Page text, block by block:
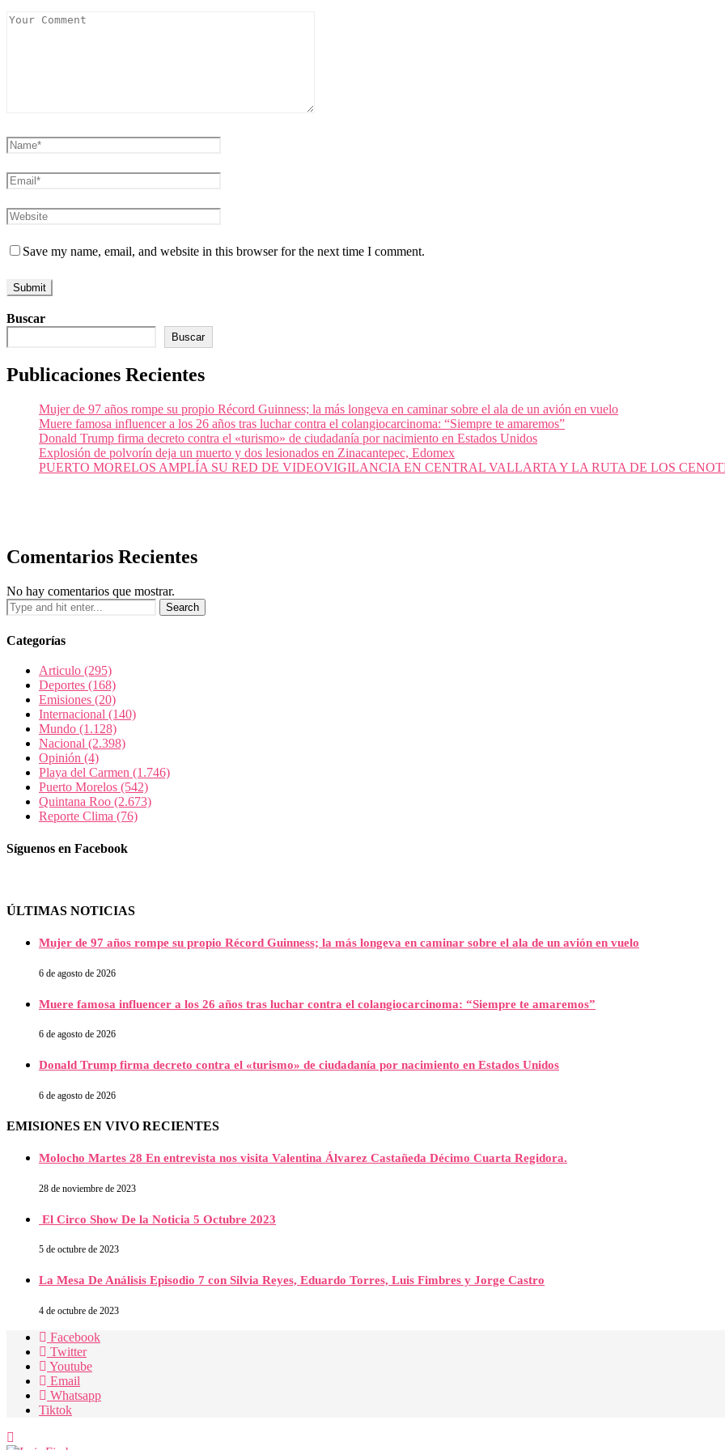
Save my name, email, and website in this browser for the next time I comment.
Buscar
Buscar
Publicaciones Recientes
Mujer de 97 años rompe su propio Récord Guinness; la más longeva en caminar sobre el ala de un avión en vuelo
Muere famosa influencer a los 26 años tras luchar contra el colangiocarcinoma: “Siempre te amaremos”
Donald Trump firma decreto contra el «turismo» de ciudadanía por nacimiento en Estados Unidos
Explosión de polvorín deja un muerto y dos lesionados en Zinacantepec, Edomex
PUERTO MORELOS AMPLÍA SU RED DE VIDEOVIGILANCIA EN CENTRAL VALLARTA Y LA RUTA DE LOS
Comentarios Recientes
No hay comentarios que mostrar.
Categorías
Articulo (295)
Deportes (168)
Emisiones (20)
Internacional (140)
Mundo (1.128)
Nacional (2.398)
Opinión (4)
Playa del Carmen (1.746)
Puerto Morelos (542)
Quintana Roo (2.673)
Reporte Clima (76)
Síguenos en Facebook
ÚLTIMAS NOTICIAS
Mujer de 97 años rompe su propio Récord Guinness; la más longeva en caminar sobre el ala de un avión en vuelo
6 de agosto de 2026
Muere famosa influencer a los 26 años tras luchar contra el colangiocarcinoma: “Siempre te amaremos”
6 de agosto de 2026
Donald Trump firma decreto contra el «turismo» de ciudadanía por nacimiento en Estados Unidos
6 de agosto de 2026
EMISIONES EN VIVO RECIENTES
Molocho Martes 28 En entrevista nos visita Valentina Álvarez Castañeda Décimo Cuarta Regidora.
28 de noviembre de 2023
El Circo Show De la Noticia 5 Octubre 2023
5 de octubre de 2023
La Mesa De Análisis Episodio 7 con Silvia Reyes, Eduardo Torres, Luis Fimbres y Jorge Castro
4 de octubre de 2023
Facebook
Twitter
Youtube
Email
Whatsapp
Tiktok